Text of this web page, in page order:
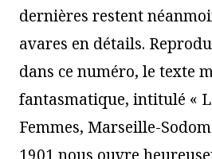
dernières restent
avares en détails.
dans ce numéro, le texte
fantasmatique, intitulé «
Femmes, Marseille-